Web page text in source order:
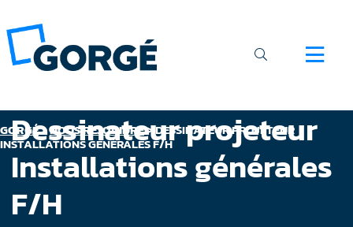
GORGÉ>NOUS REJOINDRE>DESSINATEUR PROJETEUR
INSTALLATIONS GÉNÉRALES F/H
Dessinateur projeteur
Installations générales
F/H